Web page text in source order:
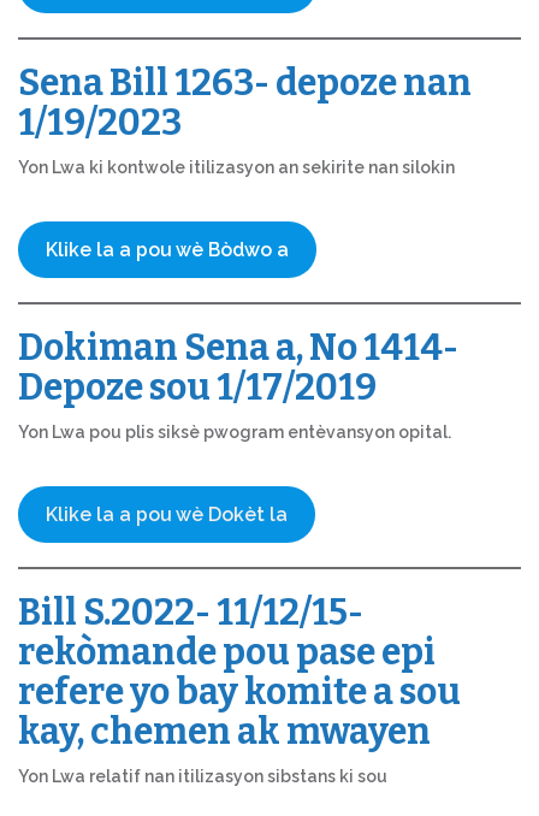
Sena Bill 1263- depoze nan
1/19/2023
Yon Lwa ki kontwole itilizasyon an sekirite nan silokin
Klike la a pou wè Bòdwo a
Dokiman Sena a, No 1414-
Depoze sou 1/17/2019
Yon Lwa pou plis siksè pwogram entèvansyon opital.
Klike la a pou wè Dokèt la
Bill S.2022- 11/12/15-
rekòmande pou pase epi
refere yo bay komite a sou
kay, chemen ak mwayen
Yon Lwa relatif nan itilizasyon sibstans ki sou